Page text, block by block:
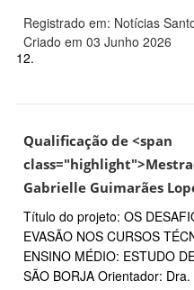
Registrado em: Notícias
Criado em 03 Junho 2026
12.
Qualificação de <span
Gabrielle Guimarães
Título do projeto: OS
EVASÃO NOS CURSOS
ENSINO MÉDIO: ESTUDO
SÃO BORJA Orientador: